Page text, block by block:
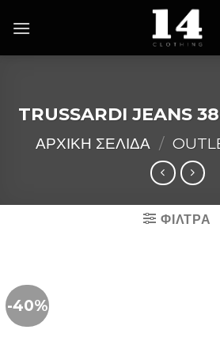
TRUSSARDI JEANS
ΑΡΧΙΚΉ ΣΕΛΊΔΑ /
ΦΙΛΤΡΑ
-40%